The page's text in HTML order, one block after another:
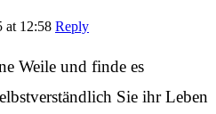
at 12:58 Reply
Weile und finde es
Sie ihr Leben